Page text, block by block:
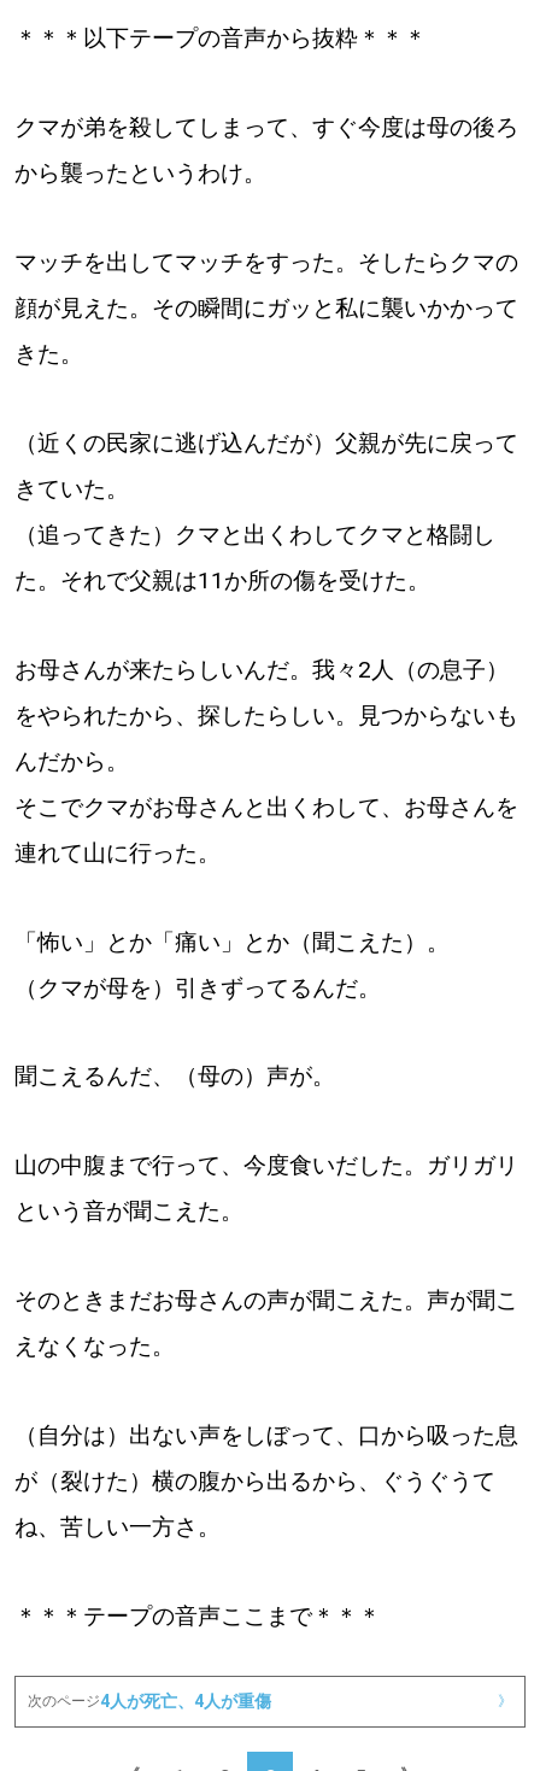
運営会社 広告掲載
情報提供・お問い合わせ
プライバシーポリシー
閉じる
＊＊＊以下テープの音声から抜粋＊＊＊
クマが弟を殺してしまって、すぐ今度は母の後ろ
から襲ったというわけ。
マッチを出してマッチをすった。そしたらクマの
顔が見えた。その瞬間にガッと私に襲いかかって
きた。
（近くの民家に逃げ込んだが）父親が先に戻って
きていた。
（追ってきた）クマと出くわしてクマと格闘し
た。それで父親は11か所の傷を受けた。
お母さんが来たらしいんだ。我々2人（の息子）
をやられたから、探したらしい。見つからないも
んだから。
そこでクマがお母さんと出くわして、お母さんを
連れて山に行った。
「怖い」とか「痛い」とか（聞こえた）。
（クマが母を）引きずってるんだ。
聞こえるんだ、（母の）声が。
山の中腹まで行って、今度食いだした。ガリガリ
という音が聞こえた。
そのときまだお母さんの声が聞こえた。声が聞こ
えなくなった。
（自分は）出ない声をしぼって、口から吸った息
が（裂けた）横の腹から出るから、ぐうぐうて
ね、苦しい一方さ。
＊＊＊テープの音声ここまで＊＊＊
次のページ4人が死亡、4人が重傷 》